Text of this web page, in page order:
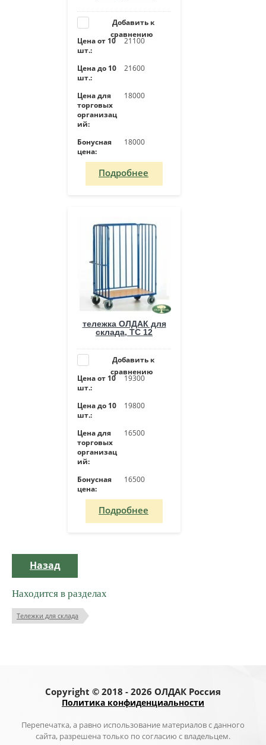
Добавить к
сравнению
Цена от 10
шт.:
21100
Цена до 10
шт.:
21600
Цена для
торговых
организац
ий:
18000
Бонусная
цена:
18000
Подробнее
тележка ОЛДАК для
склада, ТС 12
Добавить к
сравнению
Цена от 10
шт.:
19300
Цена до 10
шт.:
19800
Цена для
торговых
организац
ий:
16500
Бонусная
цена:
16500
Подробнее
Назад
Находится в разделах
Тележки для склада
Copyright © 2018 - 2026 ОЛДАК Россия
Политика конфиденциальности
Перепечатка, а равно использование материалов с данного
сайта, разрешена только по согласию с владельцем.